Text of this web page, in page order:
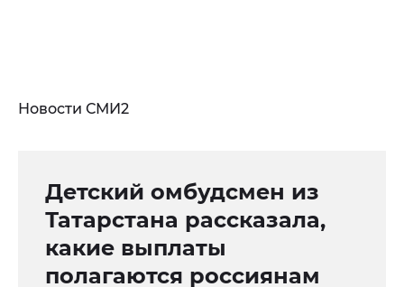
Новости СМИ2
Детский омбудсмен из
Татарстана рассказала,
какие выплаты
полагаются россиянам